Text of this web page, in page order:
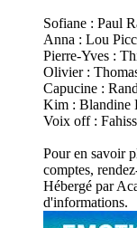
Sofiane : Paul
Anna : Lou
Pierre-Yves :
Olivier :
Capucine :
Kim : Blandine
Voix off :
Pour en savoir
comptes,
Hébergé par
d'informations.